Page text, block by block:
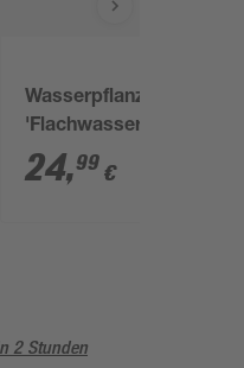
Wasserpflanzen-Mix
'Flachwasserzone'
6er-Set
24,99 €
2 Stunden